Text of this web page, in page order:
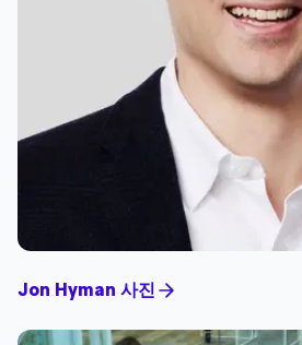
Jon Hyman 사진